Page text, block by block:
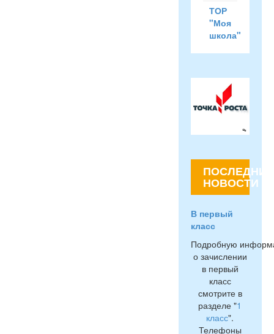
ТОР
"Моя
школа"
ПОСЛЕДНИЕ
НОВОСТИ
В первый
класс
Подробную
о зачислении
в первый
класс
смотрите в
разделе "1
класс".
Телефоны